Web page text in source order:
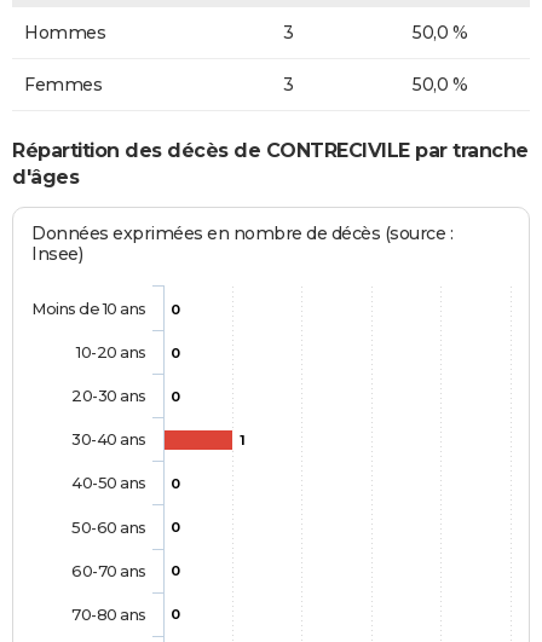
Hommes 3 50,0 %
Femmes 3 50,0 %
Répartition des décès de CONTRECIVILE par tranche
d'âges
Données exprimées en nombre de décès (source :
Insee)
0
0
0
1
0
0
0
0
Moins de 10 ans
10-20 ans
20-30 ans
30-40 ans
40-50 ans
50-60 ans
60-70 ans
70-80 ans